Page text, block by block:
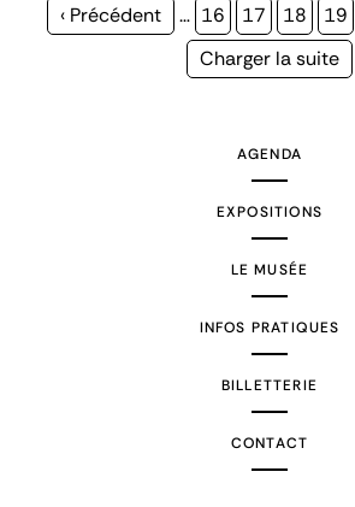
Page
‹ Précédent … Page
16 Page
17 Page
18 Page
19
Page
Charger la suite
AGENDA
EXPOSITIONS
LE MUSÉE
INFOS PRATIQUES
BILLETTERIE
CONTACT